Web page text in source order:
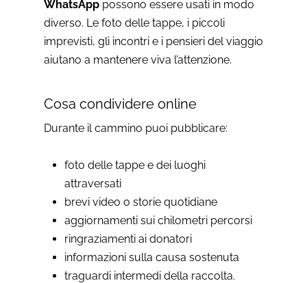
WhatsApp possono essere usati in modo
diverso. Le foto delle tappe, i piccoli
imprevisti, gli incontri e i pensieri del viaggio
aiutano a mantenere viva l’attenzione.
Cosa condividere online
Durante il cammino puoi pubblicare:
foto delle tappe e dei luoghi
attraversati
brevi video o storie quotidiane
aggiornamenti sui chilometri percorsi
ringraziamenti ai donatori
informazioni sulla causa sostenuta
traguardi intermedi della raccolta.